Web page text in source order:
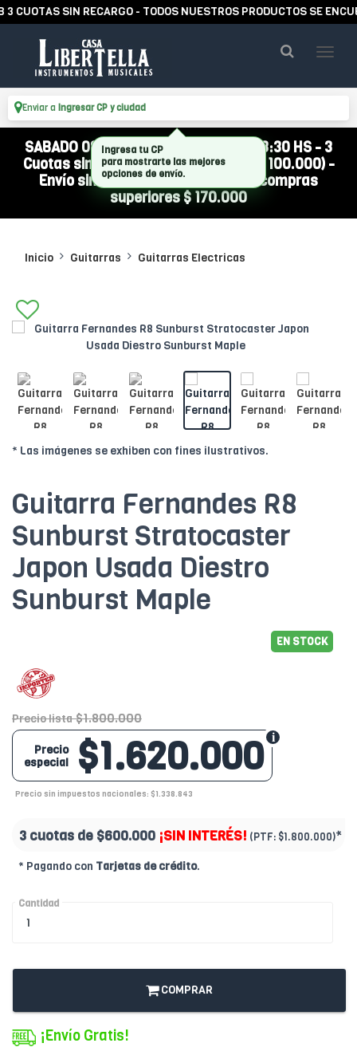
SIN RECARGO - TODOS NUESTROS PRODUCTOS SE
Enviar a Ingresar CP y ciudad
SABADO 08/08 ABIERTO DE 10:00 A 13:30 HS - 3
Cuotas sin interés (compra mínima $ 100.000) -
Envío sin cargo a todo el país por compras
superiores $ 170.000
Inicio Guitarras Guitarras Electricas
* Las imágenes se exhiben con fines ilustrativos.
Guitarra Fernandes R8
Sunburst Stratocaster
Japon Usada Diestro
Sunburst Maple
EN STOCK
Precio lista $1.800.000
$1.620.000
Precio
especial
Precio sin impuestos nacionales: $1.338.843
3 cuotas de $600.000 ¡SIN INTERÉS! (PTF: $1.800.000)*
* Pagando con Tarjetas de crédito.
Cantidad
COMPRAR
¡Envío Gratis!